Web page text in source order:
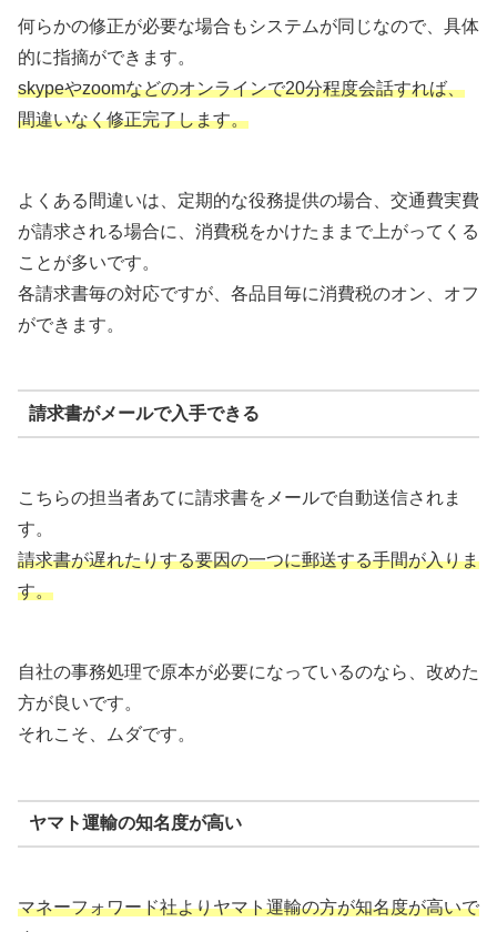
何らかの修正が必要な場合もシステムが同じなので、具体
的に指摘ができます。
skypeやzoomなどのオンラインで20分程度会話すれば、
間違いなく修正完了します。
よくある間違いは、定期的な役務提供の場合、交通費実費
が請求される場合に、消費税をかけたままで上がってくる
ことが多いです。
各請求書毎の対応ですが、各品目毎に消費税のオン、オフ
ができます。
請求書がメールで入手できる
こちらの担当者あてに請求書をメールで自動送信されま
す。
請求書が遅れたりする要因の一つに郵送する手間が入りま
す。
自社の事務処理で原本が必要になっているのなら、改めた
方が良いです。
それこそ、ムダです。
ヤマト運輸の知名度が高い
マネーフォワード社よりヤマト運輸の方が知名度が高いで